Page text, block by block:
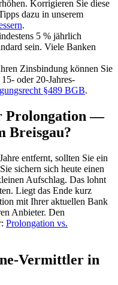
Korrigieren Sie diese
dazu in unserem
.
5 % jährlich
sein. Viele Banken
Zinsbindung können Sie
oder 20-Jahres-
§489 BGB.
Prolongation —
Breisgau?
entfernt, sollten Sie ein
sichern sich heute einen
Aufschlag. Das lohnt
Liegt das Ende kurz
mit Ihrer aktuellen Bank
Anbieter. Den
Prolongation vs.
Vermittler in